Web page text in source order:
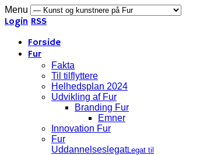
Menu
Login RSS
Forside
Fur
Fakta
Til tilflyttere
Helhedsplan 2024
Udvikling af Fur
Branding Fur
Emner
Innovation Fur
Fur
UddannelseslegatLegat til